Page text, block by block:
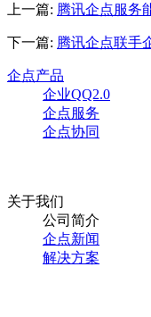
上一篇: 腾讯企点服务
下一篇: 腾讯企点联手
企点产品
企业QQ2.0
企点服务
企点协同
关于我们
公司简介
企点新闻
解决方案